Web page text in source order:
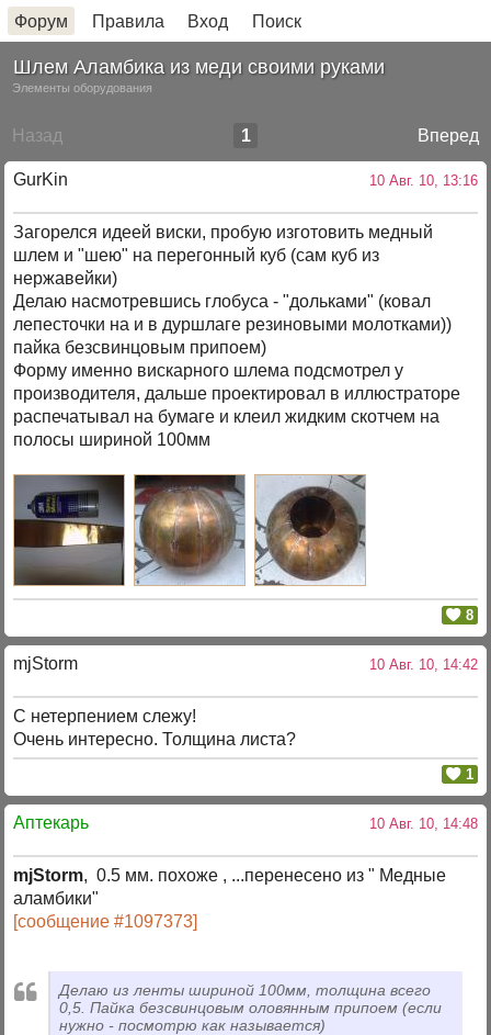
Форум Правила Вход Поиск
Шлем Аламбика из меди своими руками
Элементы оборудования
Назад Вперед
1
GurKin 10 Авг. 10, 13:16
Загорелся идеей виски, пробую изготовить медный
шлем и "шею" на перегонный куб (сам куб из
нержавейки)
Делаю насмотревшись глобуса - "дольками" (ковал
лепесточки на и в дуршлаге резиновыми молотками))
пайка безсвинцовым припоем)
Форму именно вискарного шлема подсмотрел у
производителя, дальше проектировал в иллюстраторе
распечатывал на бумаге и клеил жидким скотчем на
полосы шириной 100мм
8
mjStоrm 10 Авг. 10, 14:42
C нетерпением слежу!
Очень интересно. Толщина листа?
1
Аптекарь 10 Авг. 10, 14:48
mjStorm, 0.5 мм. похоже , ...перенесено из " Медные
аламбики"
[сообщение #1097373]
Делаю из ленты шириной 100мм, толщина всего
0,5. Пайка безсвинцовым оловянным припоем (если
нужно - посмотрю как называется)